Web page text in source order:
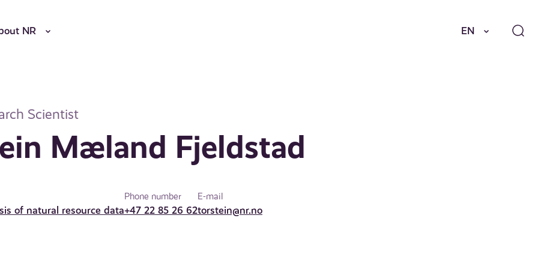
NR EN
Scientist
Mæland Fjeldstad
of natural resource data
Phone number
+47 22 85 26 62
E-mail
torstein@nr.no